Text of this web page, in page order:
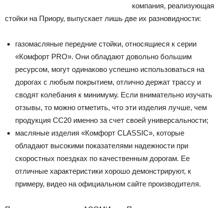
компания, реализующая
стойки на Приору, выпускает лишь две их разновидности:
газомасляные передние стойки, относящиеся к серии
«Комфорт PRO». Они обладают довольно большим
ресурсом, могут одинаково успешно использоваться на
дорогах с любым покрытием, отлично держат трассу и
сводят колебания к минимуму. Если внимательно изучать
отзывы, то можно отметить, что эти изделия лучше, чем
продукция СС20 именно за счет своей универсальности;
масляные изделия «Комфорт CLASSIC», которые
обладают высокими показателями надежности при
скоростных поездках по качественным дорогам. Ее
отличные характеристики хорошо демонстрируют, к
примеру, видео на официальном сайте производителя.